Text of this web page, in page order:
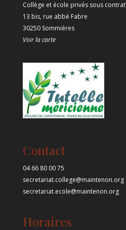
Collège et école privés sous contrat
13 bis, rue abbé Fabre
30250 Sommières
Voir la carte
Contact
04 66 80 00 75
secretariat.college@maintenon.org
secretariat.ecole@maintenon.org
Horaires